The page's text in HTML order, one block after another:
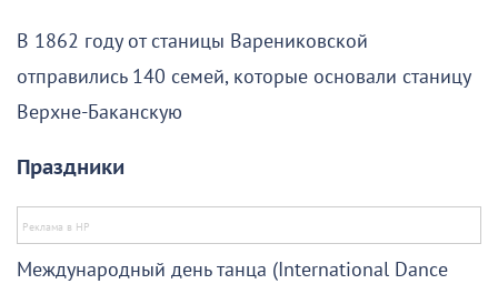
В 1862 году от станицы Варениковской
отправились 140 семей, которые основали станицу
Верхне-Баканскую
Праздники
Международный день танца (International Dance